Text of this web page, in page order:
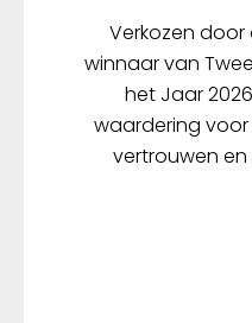
Verkozen
winnaar van
het Jaar
waardering
vertrouwen